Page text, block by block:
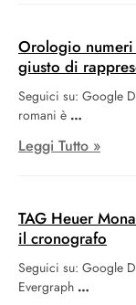
Orologio
giusto di
Seguici su: Google
romani è
Leggi Tutto »
TAG Heuer
il cronografo
Seguici su: Google
Evergraph